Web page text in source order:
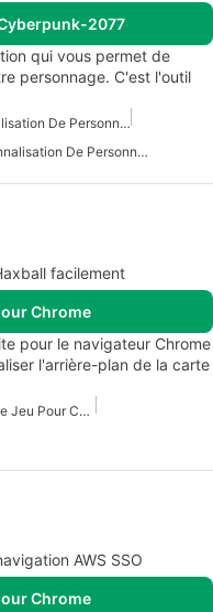
2077
qui vous permet de
personnage. C'est l'outil
Jeux De Personnalisation De Personnage
Jeux De Personnalisation De Personnages Gratuits
facilement
Chrome
pour le navigateur Chrome
l'arrière-plan de la carte
Meilleures Extensions De Jeu Pour Chrome
AWS SSO
Chrome